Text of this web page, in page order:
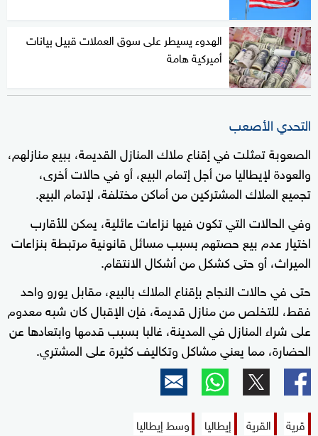
الهدوء يسيطر على سوق العملات قبيل بيانات
أميركية هامة
التحدي الأصعب
الصعوبة تمثلت في إقناع ملاك المنازل القديمة، ببيع منازلهم،
والعودة لإيطاليا من أجل إتمام البيع، أو في حالات أخرى،
تجميع الملاك المشتركين من أماكن مختلفة، لإتمام البيع.
وفي الحالات التي تكون فيها نزاعات عائلية، يمكن للأقارب
اختيار عدم بيع حصتهم بسبب مسائل قانونية مرتبطة بنزاعات
الميراث، أو حتى كشكل من أشكال الانتقام.
حتى في حالات النجاح بإقناع الملاك بالبيع، مقابل يورو واحد
فقط، للتخلص من منازل قديمة، فإن الإقبال كان شبه معدوم
على شراء المنازل في المدينة، غالبا بسبب قدمها وابتعادها عن
الحضارة، مما يعني مشاكل وتكاليف كثيرة على المشتري.
قرية القرية إيطاليا وسط إيطاليا